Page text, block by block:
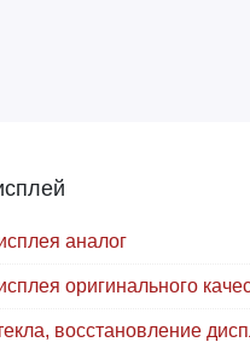
аналог
оригинального
восстановление